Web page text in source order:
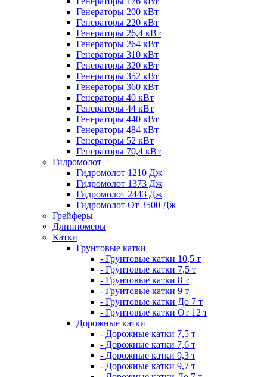
Генераторы 200 кВт
Генераторы 220 кВт
Генераторы 26,4 кВт
Генераторы 264 кВт
Генераторы 310 кВт
Генераторы 320 кВт
Генераторы 352 кВт
Генераторы 360 кВт
Генераторы 40 кВт
Генераторы 44 кВт
Генераторы 440 кВт
Генераторы 484 кВт
Генераторы 52 кВт
Генераторы 70,4 кВт
Гидромолот
Гидромолот 1210 Дж
Гидромолот 1373 Дж
Гидромолот 2443 Дж
Гидромолот От 3500 Дж
Грейферы
Длинномеры
Катки
Грунтовые катки
- Грунтовые катки 10,5 т
- Грунтовые катки 7,5 т
- Грунтовые катки 8 т
- Грунтовые катки 9 т
- Грунтовые катки До 7 т
- Грунтовые катки От 12 т
Дорожные катки
- Дорожные катки 7,5 т
- Дорожные катки 7,6 т
- Дорожные катки 9,3 т
- Дорожные катки 9,7 т